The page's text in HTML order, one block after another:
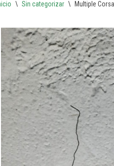
\ Sin categorizar \ Multiple